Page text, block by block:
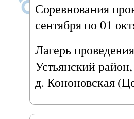
Соревнования
сентября по 01
Лагерь
Устьянский район,
д. Кононовская